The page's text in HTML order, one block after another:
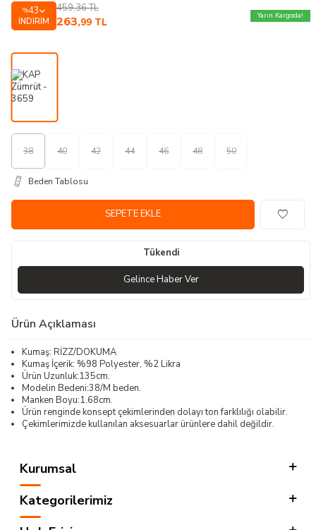
%43
İNDIRIM
459,36TL
263,99 TL
Yarın Kargoda!
38 40 42 44 46 48 50
Beden Tablosu
SEPETE EKLE
Tükendi
Gelince Haber Ver
Ürün Açıklaması
Kumaş: RİZZ/DOKUMA
Kumaş İçerik: %98 Polyester, %2 Likra
Ürün Uzunluk:135cm.
Modelin Bedeni:38/M beden.
Manken Boyu:1.68cm.
Ürün renginde konsept çekimlerinden dolayı ton farklılığı olabilir.
Çekimlerimizde kullanılan aksesuarlar ürünlere dahil değildir.
Kurumsal
Kategorilerimiz